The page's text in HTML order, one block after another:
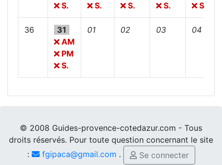
S.
S.
S.
S.
S.
36
31
AM
PM
S.
01 02 03 04
© 2008 Guides-provence-cotedazur.com - Tous
droits réservés. Pour toute question concernant le site
:
fgipaca@gmail.com . Se connecter